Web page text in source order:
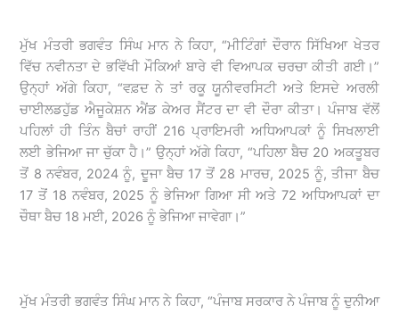
ਮੁੱਖ ਮੰਤਰੀ ਭਗਵੰਤ ਸਿੰਘ ਮਾਨ ਨੇ ਕਿਹਾ, “ਮੀਟਿੰਗਾਂ ਦੌਰਾਨ ਸਿੱਖਿਆ ਖੇਤਰ
ਵਿੱਚ ਨਵੀਨਤਾ ਦੇ ਭਵਿੱਖੀ ਮੌਕਿਆਂ ਬਾਰੇ ਵੀ ਵਿਆਪਕ ਚਰਚਾ ਕੀਤੀ ਗਈ।”
ਉਨ੍ਹਾਂ ਅੱਗੇ ਕਿਹਾ, “ਵਫ਼ਦ ਨੇ ਤਾਂ ਰਕੂ ਯੂਨੀਵਰਸਿਟੀ ਅਤੇ ਇਸਦੇ ਅਰਲੀ
ਚਾਈਲਡਹੁੱਡ ਐਜੂਕੇਸ਼ਨ ਐਂਡ ਕੇਅਰ ਸੈਂਟਰ ਦਾ ਵੀ ਦੌਰਾ ਕੀਤਾ। ਪੰਜਾਬ ਵੱਲੋਂ
ਪਹਿਲਾਂ ਹੀ ਤਿੰਨ ਬੈਚਾਂ ਰਾਹੀਂ 216 ਪ੍ਰਾਇਮਰੀ ਅਧਿਆਪਕਾਂ ਨੂੰ ਸਿਖਲਾਈ
ਲਈ ਭੇਜਿਆ ਜਾ ਚੁੱਕਾ ਹੈ।” ਉਨ੍ਹਾਂ ਅੱਗੇ ਕਿਹਾ, “ਪਹਿਲਾ ਬੈਚ 20 ਅਕਤੂਬਰ
ਤੋਂ 8 ਨਵੰਬਰ, 2024 ਨੂੰ, ਦੂਜਾ ਬੈਚ 17 ਤੋਂ 28 ਮਾਰਚ, 2025 ਨੂੰ, ਤੀਜਾ ਬੈਚ
17 ਤੋਂ 18 ਨਵੰਬਰ, 2025 ਨੂੰ ਭੇਜਿਆ ਗਿਆ ਸੀ ਅਤੇ 72 ਅਧਿਆਪਕਾਂ ਦਾ
ਚੌਥਾ ਬੈਚ 18 ਮਈ, 2026 ਨੂੰ ਭੇਜਿਆ ਜਾਵੇਗਾ।”
ਮੁੱਖ ਮੰਤਰੀ ਭਗਵੰਤ ਸਿੰਘ ਮਾਨ ਨੇ ਕਿਹਾ, “ਪੰਜਾਬ ਸਰਕਾਰ ਨੇ ਪੰਜਾਬ ਨੂੰ ਦੁਨੀਆ